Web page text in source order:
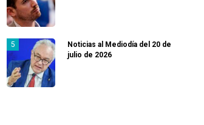
Noticias al Mediodía del 20 de
julio de 2026